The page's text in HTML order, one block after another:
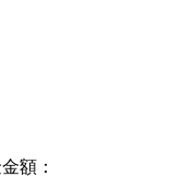
額：